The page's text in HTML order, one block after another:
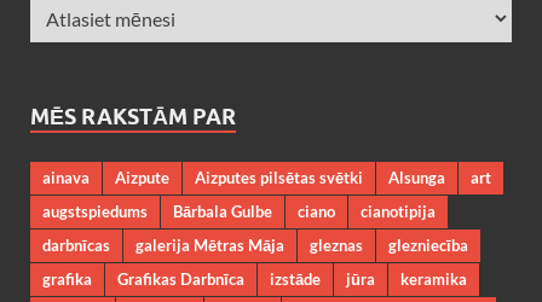
MĒS RAKSTĀM PAR
ainava Aizpute Aizputes pilsētas svētki Alsunga
art
augstspiedums
Bārbala Gulbe ciano
cianotipija
darbnīcas
galerija Mētras Māja gleznas
glezniecība
grafika
Grafikas Darbnīca izstāde jūra
keramika